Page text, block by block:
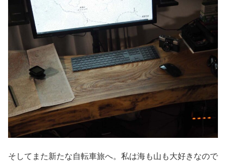
そしてまた新たな自転車旅へ。私は海も山も大好きなので